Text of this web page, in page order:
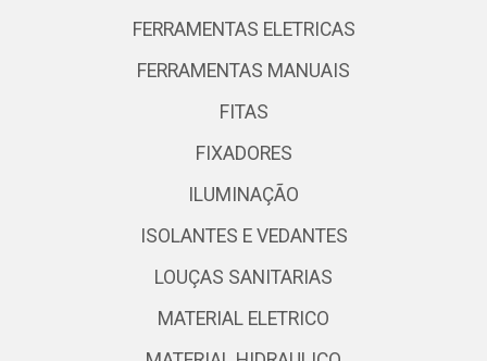
FERRAMENTAS ELETRICAS
FERRAMENTAS MANUAIS
FITAS
FIXADORES
ILUMINAÇÃO
ISOLANTES E VEDANTES
LOUÇAS SANITARIAS
MATERIAL ELETRICO